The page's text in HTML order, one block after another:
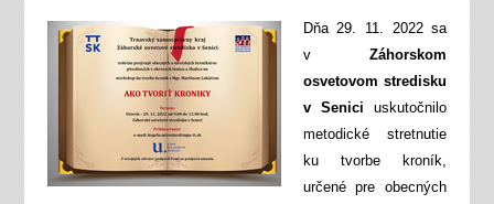
Dňa 29. 11. 2022 sa
vZáhorskom
osvetovom stredisku
v Senici uskutočnilo
metodické stretnutie
ku tvorbe kroník,
určené pre obecných